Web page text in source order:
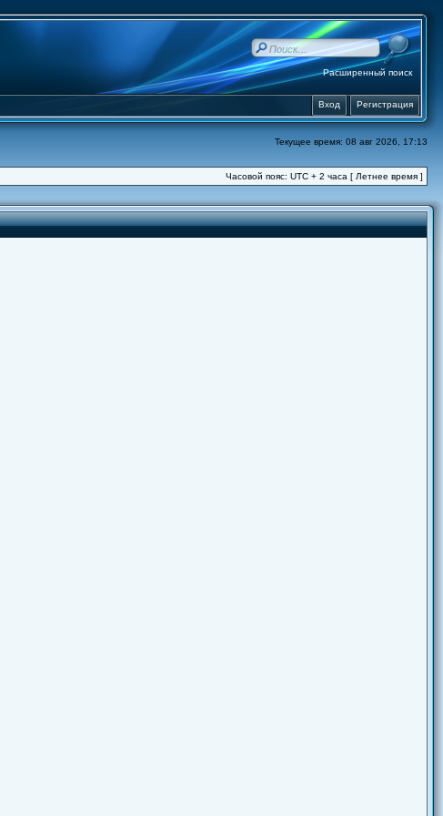
Расширенный поиск
Регистрация
Вход
Текущее время: 08 авг 2026, 17:13
Часовой пояс: UTC + 2 часа [ Летнее время ]